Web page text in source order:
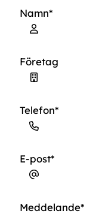
Namn*
Förnamn
Företag
Telefon*
E-post*
Meddelande*